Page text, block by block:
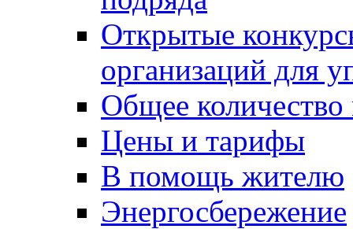
Открытые
организаций для
Общее
Цены и тарифы
В помощь жителю
Энергосбережение